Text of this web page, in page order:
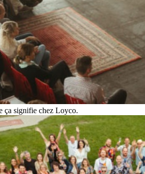
ça signifie chez Loyco.